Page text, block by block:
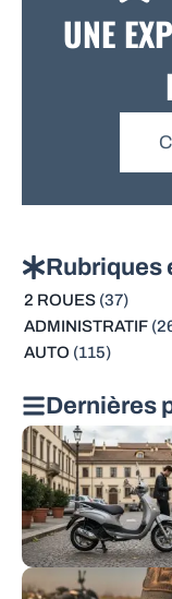
UNE
Rubriques
2 ROUES(37)
ADMINISTRATIF
AUTO (115)
Dernières